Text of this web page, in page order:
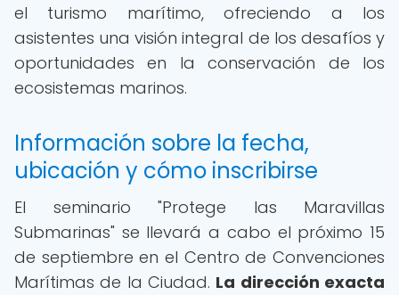
el turismo marítimo, ofreciendo a los
asistentes una visión integral de los desafíos y
oportunidades en la conservación de los
ecosistemas marinos.
Información sobre la fecha,
ubicación y cómo inscribirse
El seminario "Protege las Maravillas
Submarinas" se llevará a cabo el próximo 15
de septiembre en el Centro de Convenciones
Marítimas de la Ciudad. La dirección exacta